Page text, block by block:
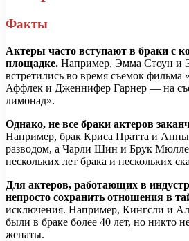
Факты
Актеры часто вступают в браки с
площадке. Например, Эмма Стоун и
встретились во время съемок фильма
Аффлек и Дженнифер Гарнер — на
лимонад».
Однако, не все браки актеров
Например, брак Криса Пратта и Анны
разводом, а Чарли Шин и Брук
нескольких лет брака и нескольких
Для актеров, работающих в
непросто сохранить отношения в
исключения. Например, Кингсли и
были в браке более 40 лет, но никто
женаты.